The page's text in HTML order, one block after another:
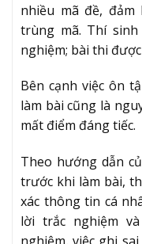
nhiều mã đề,
trùng mã. Thí
nghiệm; bài thi
Bên cạnh việc ôn
làm bài cũng là
mất điểm đáng tiếc.
Theo hướng dẫn
trước khi làm bài,
xác thông tin cá
lời trắc nghiệm